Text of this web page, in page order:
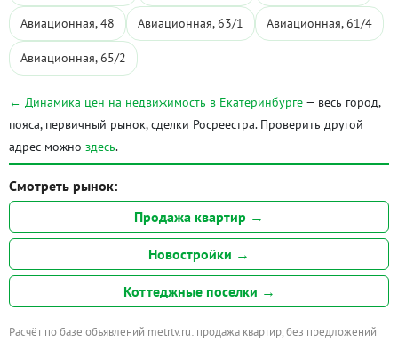
Авиационная, 48 Авиационная, 63/1 Авиационная, 61/4
Авиационная, 65/2
← Динамика цен на недвижимость в Екатеринбурге — весь город,
пояса, первичный рынок, сделки Росреестра. Проверить другой
адрес можно здесь.
Смотреть рынок:
Продажа квартир →
Новостройки →
Коттеджные поселки →
Расчёт по базе объявлений metrtv.ru: продажа квартир, без предложений